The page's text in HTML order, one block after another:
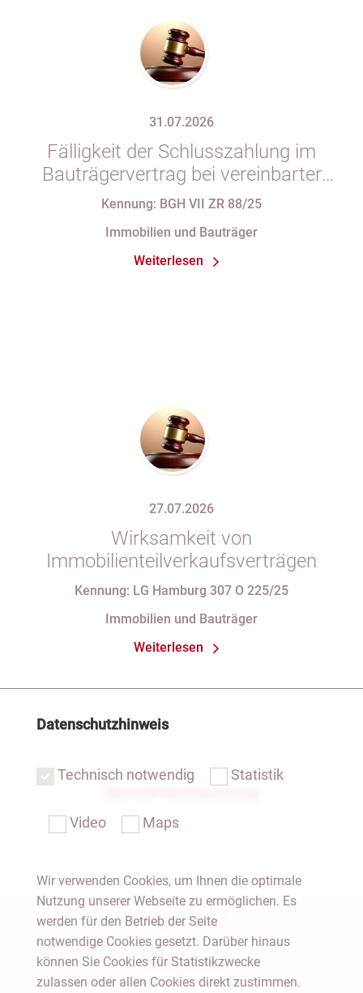
31.07.2026
Fälligkeit der Schlusszahlung im
Bauträgervertrag bei vereinbarter
Zahlung „nach vollständiger
Abnahmeprotokoll festgehaltener
Mängel am Sondereigentum
Kennung: BGH VII ZR 88/25
Immobilien und Bauträger
Weiterlesen
27.07.2026
Wirksamkeit von
Immobilienteilverkaufsverträgen
Kennung: LG Hamburg 307 O 225/25
Immobilien und Bauträger
Weiterlesen
Notar Dresden
Fachgebiete
Datenschutzhinweis
Technisch notwendig Statistik
Video Maps
Wir verwenden Cookies, um Ihnen die optimale
Nutzung unserer Webseite zu ermöglichen. Es
werden für den Betrieb der Seite
notwendige Cookies gesetzt. Darüber hinaus
können Sie Cookies für Statistikzwecke
zulassen oder allen Cookies direkt zustimmen.